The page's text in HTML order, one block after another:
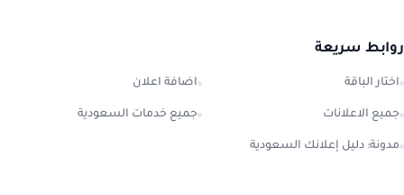
روابط سريعة
اختار الباقة اضافة اعلان
جميع الاعلانات جميع خدمات السعودية
مدونة: دليل إعلانك السعودية